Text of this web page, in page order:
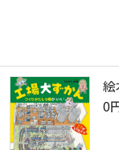
0